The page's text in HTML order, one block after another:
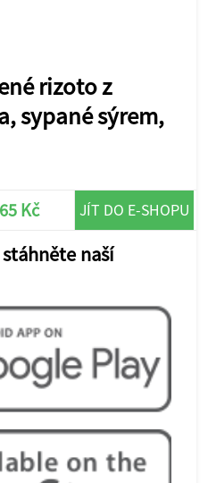
rizoto z
sypané sýrem,
Kč JÍT DO E-SHOPU
stáhněte naší